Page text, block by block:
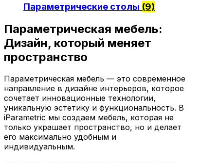
Параметрические столы (9)
Параметрическая мебель:
Дизайн, который меняет
пространство
Параметрическая мебель — это современное
направление в дизайне интерьеров, которое
сочетает инновационные технологии,
уникальную эстетику и функциональность. В
iParametric мы создаем мебель, которая не
только украшает пространство, но и делает
его максимально удобным и
индивидуальным.